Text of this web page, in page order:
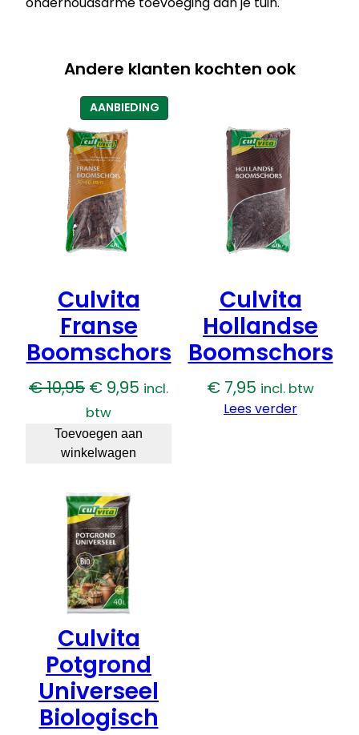
Andere klanten kochten ook
AANBIEDINGPRODUCT
IN
UITVERKOOP
Culvita
Franse
Boomschors
€10,95 Oorspronkelijke
prijs
was:
€ 10,95.
€ 9,95 Huidige
is:
incl.
btw
Toevoegen aan
winkelwagen
Culvita
Hollandse
Boomschors
€ 7,95 incl. btw
Lees verder
Culvita
Potgrond
Universeel
Biologisch